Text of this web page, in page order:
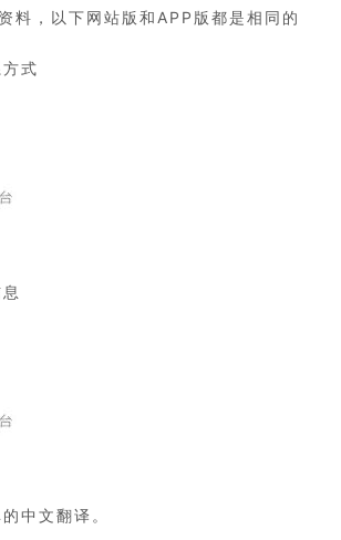
料，以下网站版和APP版都是相同的
式
中文翻译。